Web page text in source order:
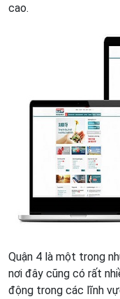
cao.
Quận 4 là một trong
nơi đây cũng có rất
động trong các lĩnh